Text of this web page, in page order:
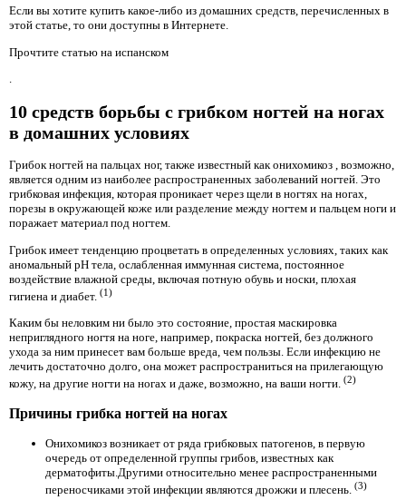
Если вы хотите купить какое-либо из домашних средств, перечисленных в
этой статье, то они доступны в Интернете.
Прочтите статью на испанском
.
10 средств борьбы с грибком ногтей на ногах
в домашних условиях
Грибок ногтей на пальцах ног, также известный как онихомикоз , возможно,
является одним из наиболее распространенных заболеваний ногтей. Это
грибковая инфекция, которая проникает через щели в ногтях на ногах,
порезы в окружающей коже или разделение между ногтем и пальцем ноги и
поражает материал под ногтем.
Грибок имеет тенденцию процветать в определенных условиях, таких как
аномальный pH тела, ослабленная иммунная система, постоянное
воздействие влажной среды, включая потную обувь и носки, плохая
гигиена и диабет. (1)
Каким бы неловким ни было это состояние, простая маскировка
неприглядного ногтя на ноге, например, покраска ногтей, без должного
ухода за ним принесет вам больше вреда, чем пользы. Если инфекцию не
лечить достаточно долго, она может распространиться на прилегающую
кожу, на другие ногти на ногах и даже, возможно, на ваши ногти. (2)
Причины грибка ногтей на ногах
Онихомикоз возникает от ряда грибковых патогенов, в первую
очередь от определенной группы грибов, известных как
дерматофиты.Другими относительно менее распространенными
переносчиками этой инфекции являются дрожжи и плесень. (3)